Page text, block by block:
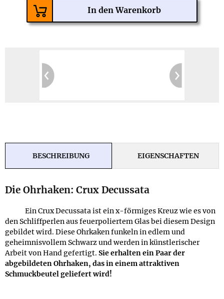
BESCHREIBUNG EIGENSCHAFTEN
Die Ohrhaken: Crux Decussata
Ein Crux Decussata ist ein x-förmiges Kreuz wie es von
den Schliffperlen aus feuerpoliertem Glas bei diesem Design
gebildet wird. Diese Ohrkaken funkeln in edlem und
geheimnisvollem Schwarz und werden in künstlerischer
Arbeit von Hand gefertigt. Sie erhalten ein Paar der
abgebildeten Ohrhaken, das in einem attraktiven
Schmuckbeutel geliefert wird!